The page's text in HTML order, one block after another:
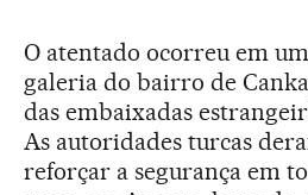
O atentado ocorreu em
galeria do bairro de
das embaixadas
As autoridades turcas
reforçar a segurança em